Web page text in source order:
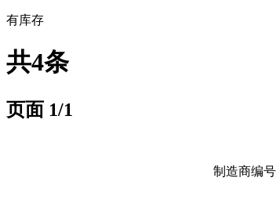
有库存
共4条
页面 1/1
制造商编号